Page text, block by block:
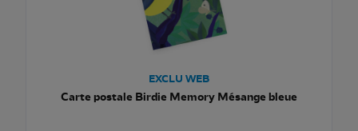
EXCLU WEB
Carte postale Birdie Memory Mésange bleue